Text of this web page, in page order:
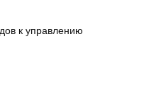
к управлению